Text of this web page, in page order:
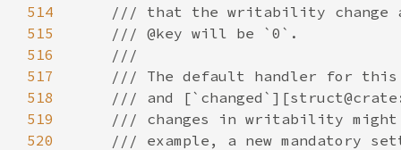
514
515
516
517
518
519
520